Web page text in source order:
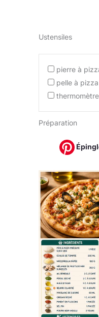
Ustensiles
pierre à
pelle à pizza
Préparation